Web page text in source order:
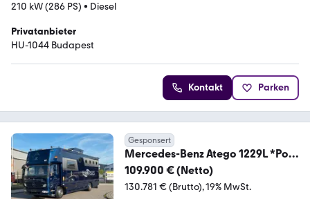
210 kW (286 PS) • Diesel
Privatanbieter
HU-1044 Budapest
Kontakt Parken
Gesponsert
Mercedes-Benz Atego 1229L *Pop
Out, 4 Boxen, 2 Rampen* TOP DE
109.900 € (Netto)
130.781 € (Brutto) 19% MwSt.